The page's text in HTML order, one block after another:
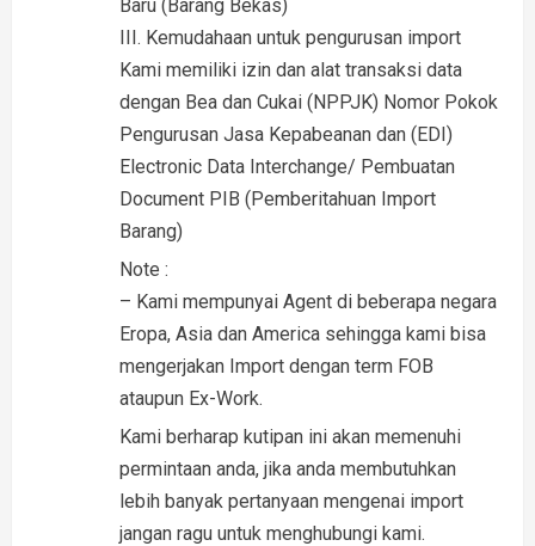
Baru (Barang Bekas)
III. Kemudahaan untuk pengurusan import
Kami memiliki izin dan alat transaksi data
dengan Bea dan Cukai (NPPJK) Nomor Pokok
Pengurusan Jasa Kepabeanan dan (EDI)
Electronic Data Interchange/ Pembuatan
Document PIB (Pemberitahuan Import
Barang)
Note :
– Kami mempunyai Agent di beberapa negara
Eropa, Asia dan America sehingga kami bisa
mengerjakan Import dengan term FOB
ataupun Ex-Work.
Kami berharap kutipan ini akan memenuhi
permintaan anda, jika anda membutuhkan
lebih banyak pertanyaan mengenai import
jangan ragu untuk menghubungi kami.